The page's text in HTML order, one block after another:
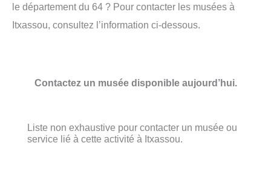
le département du 64 ? Pour contacter les musées à
Itxassou, consultez l’information ci-dessous.
Contactez un musée disponible aujourd’hui.
Liste non exhaustive pour contacter un musée ou
service lié à cette activité à Itxassou.